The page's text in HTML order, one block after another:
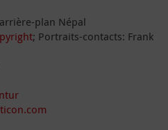
plan Népal
; Portraits-contacts: Frank